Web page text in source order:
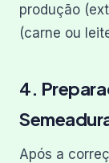
produção
(carne ou
4.
Após a